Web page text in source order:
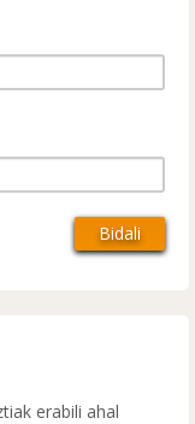
erabili ahal